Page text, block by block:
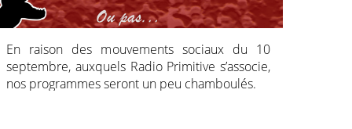
En raison des mouvements sociaux du 10
septembre, auxquels Radio Primitive s’associe,
nos programmes seront un peu chamboulés.